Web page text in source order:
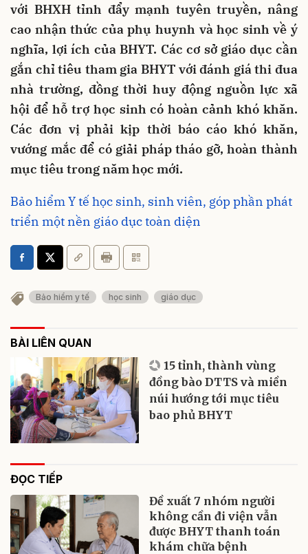
với BHXH tỉnh đẩy mạnh tuyên truyền, nâng
cao nhận thức của phụ huynh và học sinh về ý
nghĩa, lợi ích của BHYT. Các cơ sở giáo dục cần
gắn chỉ tiêu tham gia BHYT với đánh giá thi đua
nhà trường, đồng thời huy động nguồn lực xã
hội để hỗ trợ học sinh có hoàn cảnh khó khăn.
Các đơn vị phải kịp thời báo cáo khó khăn,
vướng mắc để có giải pháp tháo gỡ, hoàn thành
mục tiêu trong năm học mới.
Bảo hiểm Y tế học sinh, sinh viên, góp phần phát
triển một nền giáo dục toàn diện
Bảo hiểm y tế học sinh giáo dục
BÀI LIÊN QUAN
15 tỉnh, thành vùng
đồng bào DTTS và miền
núi hướng tới mục tiêu
bao phủ BHYT
ĐỌC TIẾP
Đề xuất 7 nhóm người
không cần đi viện vẫn
được BHYT thanh toán
khám chữa bệnh